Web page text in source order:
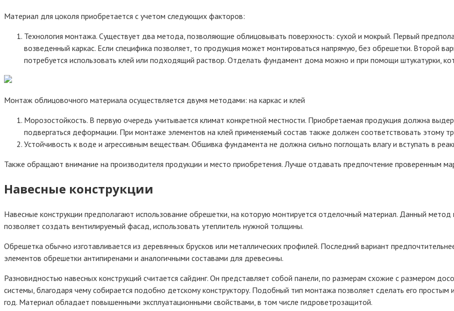
Материал для цоколя приобретается с учетом следующих факторов:
Технология монтажа. Существует два метода, позволяющие облицовывать поверхность: сухой и мокрый. Первый
возведенный каркас. Если специфика позволяет, то продукция может монтироваться напрямую, без обрешетки. Второй
потребуется использовать клей или подходящий раствор. Отделать фундамент дома можно и при помощи штукатурки,
Монтаж облицовочного материала осуществляется двумя методами: на каркас и клей
Морозостойкость. В первую очередь учитывается климат конкретной местности. Приобретаемая продукция должна
подвергаться деформации. При монтаже элементов на клей применяемый состав также должен соответствовать этому
Устойчивость к воде и агрессивным веществам. Обшивка фундамента не должна сильно поглощать влагу и вступать в
Также обращают внимание на производителя продукции и место приобретения. Лучше отдавать предпочтение проверенным
Навесные конструкции
Навесные конструкции предполагают использование обрешетки, на которую монтируется отделочный материал. Данный метод
позволяет создать вентилируемый фасад, использовать утеплитель нужной толщины.
Обрешетка обычно изготавливается из деревянных брусков или металлических профилей. Последний вариант
элементов обрешетки антипиренами и аналогичными составами для древесины.
Разновидностью навесных конструкций считается сайдинг. Он представляет собой панели, по размерам схожие с размером
системы, благодаря чему собирается подобно детскому конструктору. Подобный тип монтажа позволяет сделать его
год. Материал обладает повышенными эксплуатационными свойствами, в том числе гидроветрозащитой.